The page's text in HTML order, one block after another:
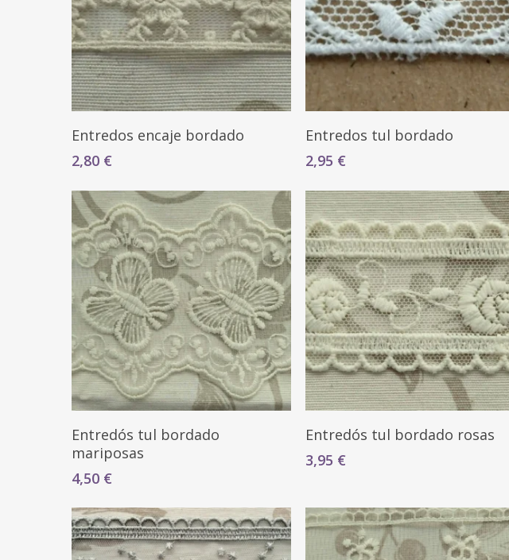
Seleccionar Opciones
Entredos encaje bordado
2,80 €
Seleccionar Opciones
Entredos tul bordado
2,95 €
Seleccionar Opciones
Entredós tul bordado
mariposas
4,50 €
Seleccionar Opciones
Entredós tul bordado rosas
3,95 €